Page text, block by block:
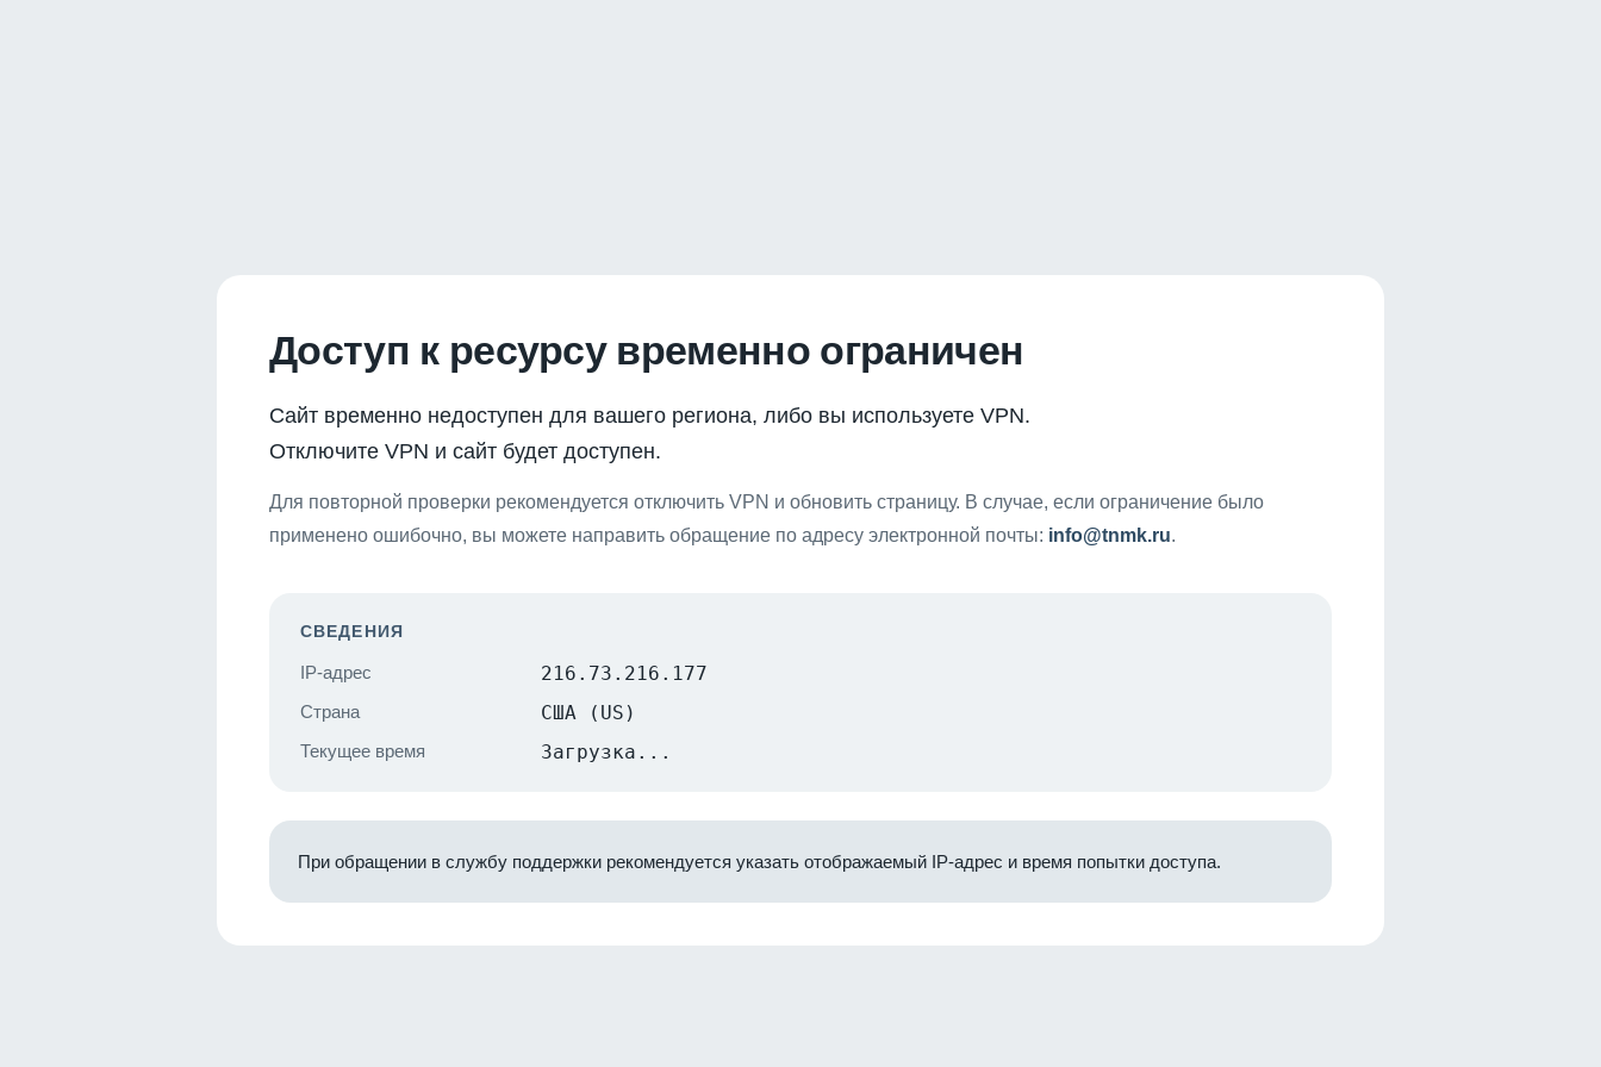
Доступ к ресурсу временно ограничен
Сайт временно недоступен для вашего региона, либо вы используете VPN.
Отключите VPN и сайт будет доступен.
Для повторной проверки рекомендуется отключить VPN и обновить страницу. В случае, если ограничение было
применено ошибочно, вы можете направить обращение по адресу электронной почты: info@tnmk.ru.
СВЕДЕНИЯ
IP-адрес 216.73.216.177
Страна США (US)
Текущее время Загрузка...
При обращении в службу поддержки рекомендуется указать отображаемый IP-адрес и время попытки доступа.